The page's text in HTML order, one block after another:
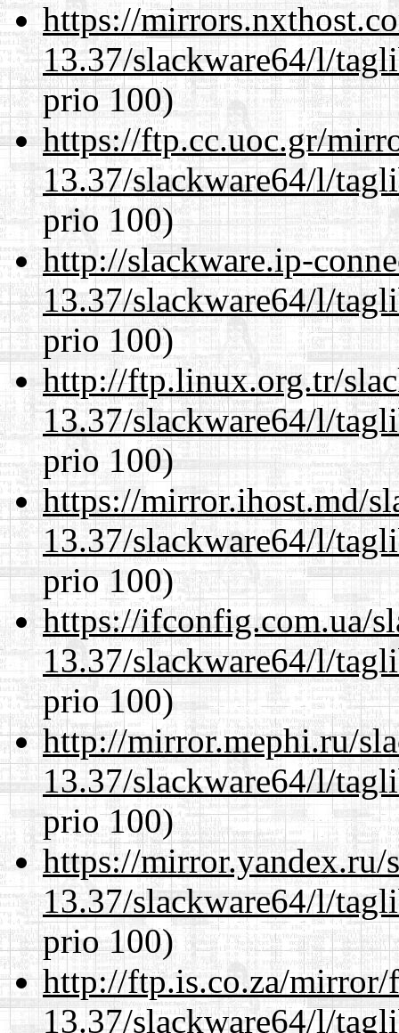
https://
13.37/slackware64/l/
prio 100)
https://ftp.cc.uoc.gr/
13.37/slackware64/l/
prio 100)
http://slackware.ip-
13.37/slackware64/l/
prio 100)
http://ftp.linux.org.tr/
13.37/slackware64/l/
prio 100)
https://mirror.ihost.md/
13.37/slackware64/l/
prio 100)
https://ifconfig.com.ua/
13.37/slackware64/l/
prio 100)
http://mirror.mephi.ru/
13.37/slackware64/l/
prio 100)
https://mirror.yandex.ru/
13.37/slackware64/l/
prio 100)
http://ftp.is.co.za/mirror/
13.37/slackware64/l/